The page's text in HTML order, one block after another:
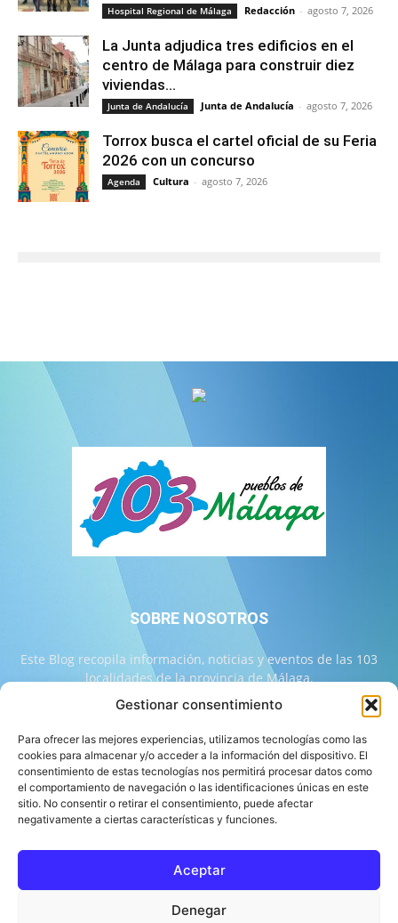
Gestionar consentimiento
Para ofrecer las mejores experiencias, utilizamos tecnologías como las
cookies para almacenar y/o acceder a la información del dispositivo. El
consentimiento de estas tecnologías nos permitirá procesar datos como
el comportamiento de navegación o las identificaciones únicas en este
sitio. No consentir o retirar el consentimiento, puede afectar
negativamente a ciertas características y funciones.
Aceptar
Denegar
Hospital Regional de Málaga Redacción - agosto 7, 2026
La Junta adjudica tres edificios en el
centro de Málaga para construir diez
viviendas...
Junta de Andalucía Junta de Andalucía - agosto 7, 2026
Torrox busca el cartel oficial de su Feria
2026 con un concurso
Agenda Cultura - agosto 7, 2026
SOBRE NOSOTROS
Este Blog recopila información, noticias y eventos de las 103
localidades de la provincia de Málaga.
Contáctanos:info@103malaga.com
SÍGUENOS
Equipo de 103 Málaga